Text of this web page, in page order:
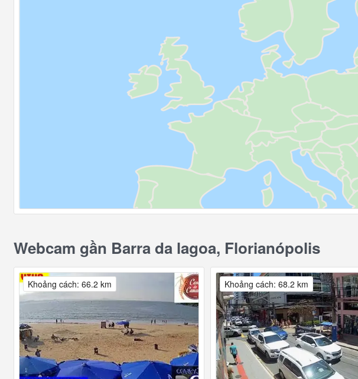
Webcam gần Barra da lagoa, Florianópolis
Khoảng cách: 66.2 km Khoảng cách: 68.2 km